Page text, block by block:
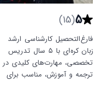
5
(15)
فارغ‌التحصیل کارشناسی ارشد
زبان کره‌ای با ۵ سال تدریس
تخصصی، مهارت‌های کلیدی در
ترجمه و آموزش، مناسب برای